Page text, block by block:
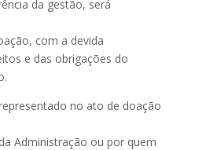
da gestão, será
com a devida
e das obrigações do
no ato de doação
Administração ou por quem